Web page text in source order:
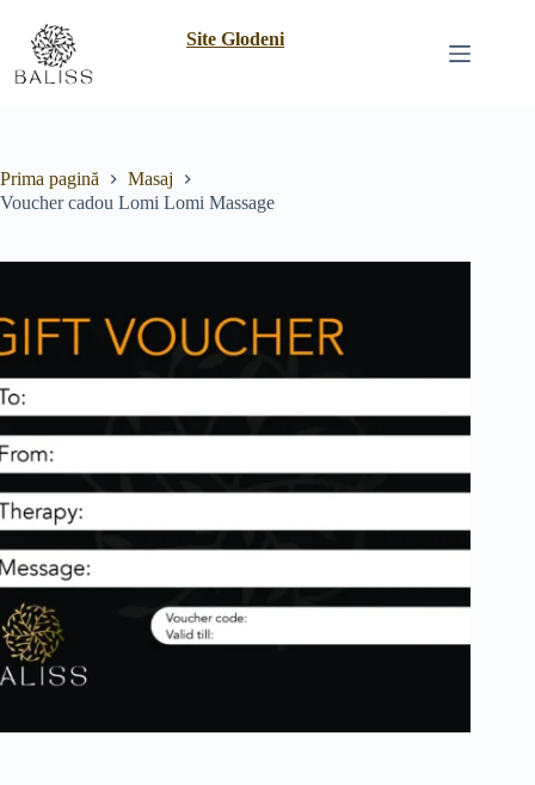
170,00 360,00lei
Site Glodeni
Prima pagină
Masaj
Voucher cadou Lomi Lomi Massage